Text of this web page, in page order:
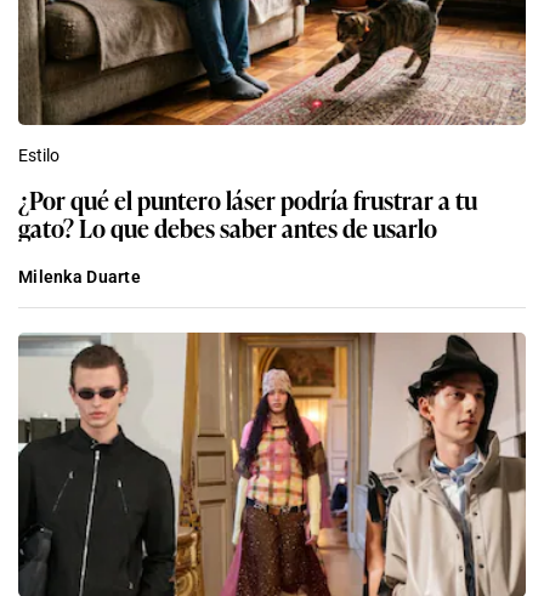
Estilo
¿Por qué el puntero láser podría frustrar a tu
gato? Lo que debes saber antes de usarlo
Milenka Duarte